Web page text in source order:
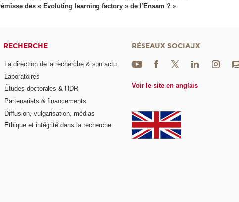
des « Evoluting learning factory » de l’Ensam ? »
RECHERCHE
La direction de la recherche & son actu
Laboratoires
Études doctorales & HDR
Partenariats & financements
Diffusion, vulgarisation, médias
Ethique et intégrité dans la recherche
RÉSEAUX SOCIAUX
Voir le site en anglais